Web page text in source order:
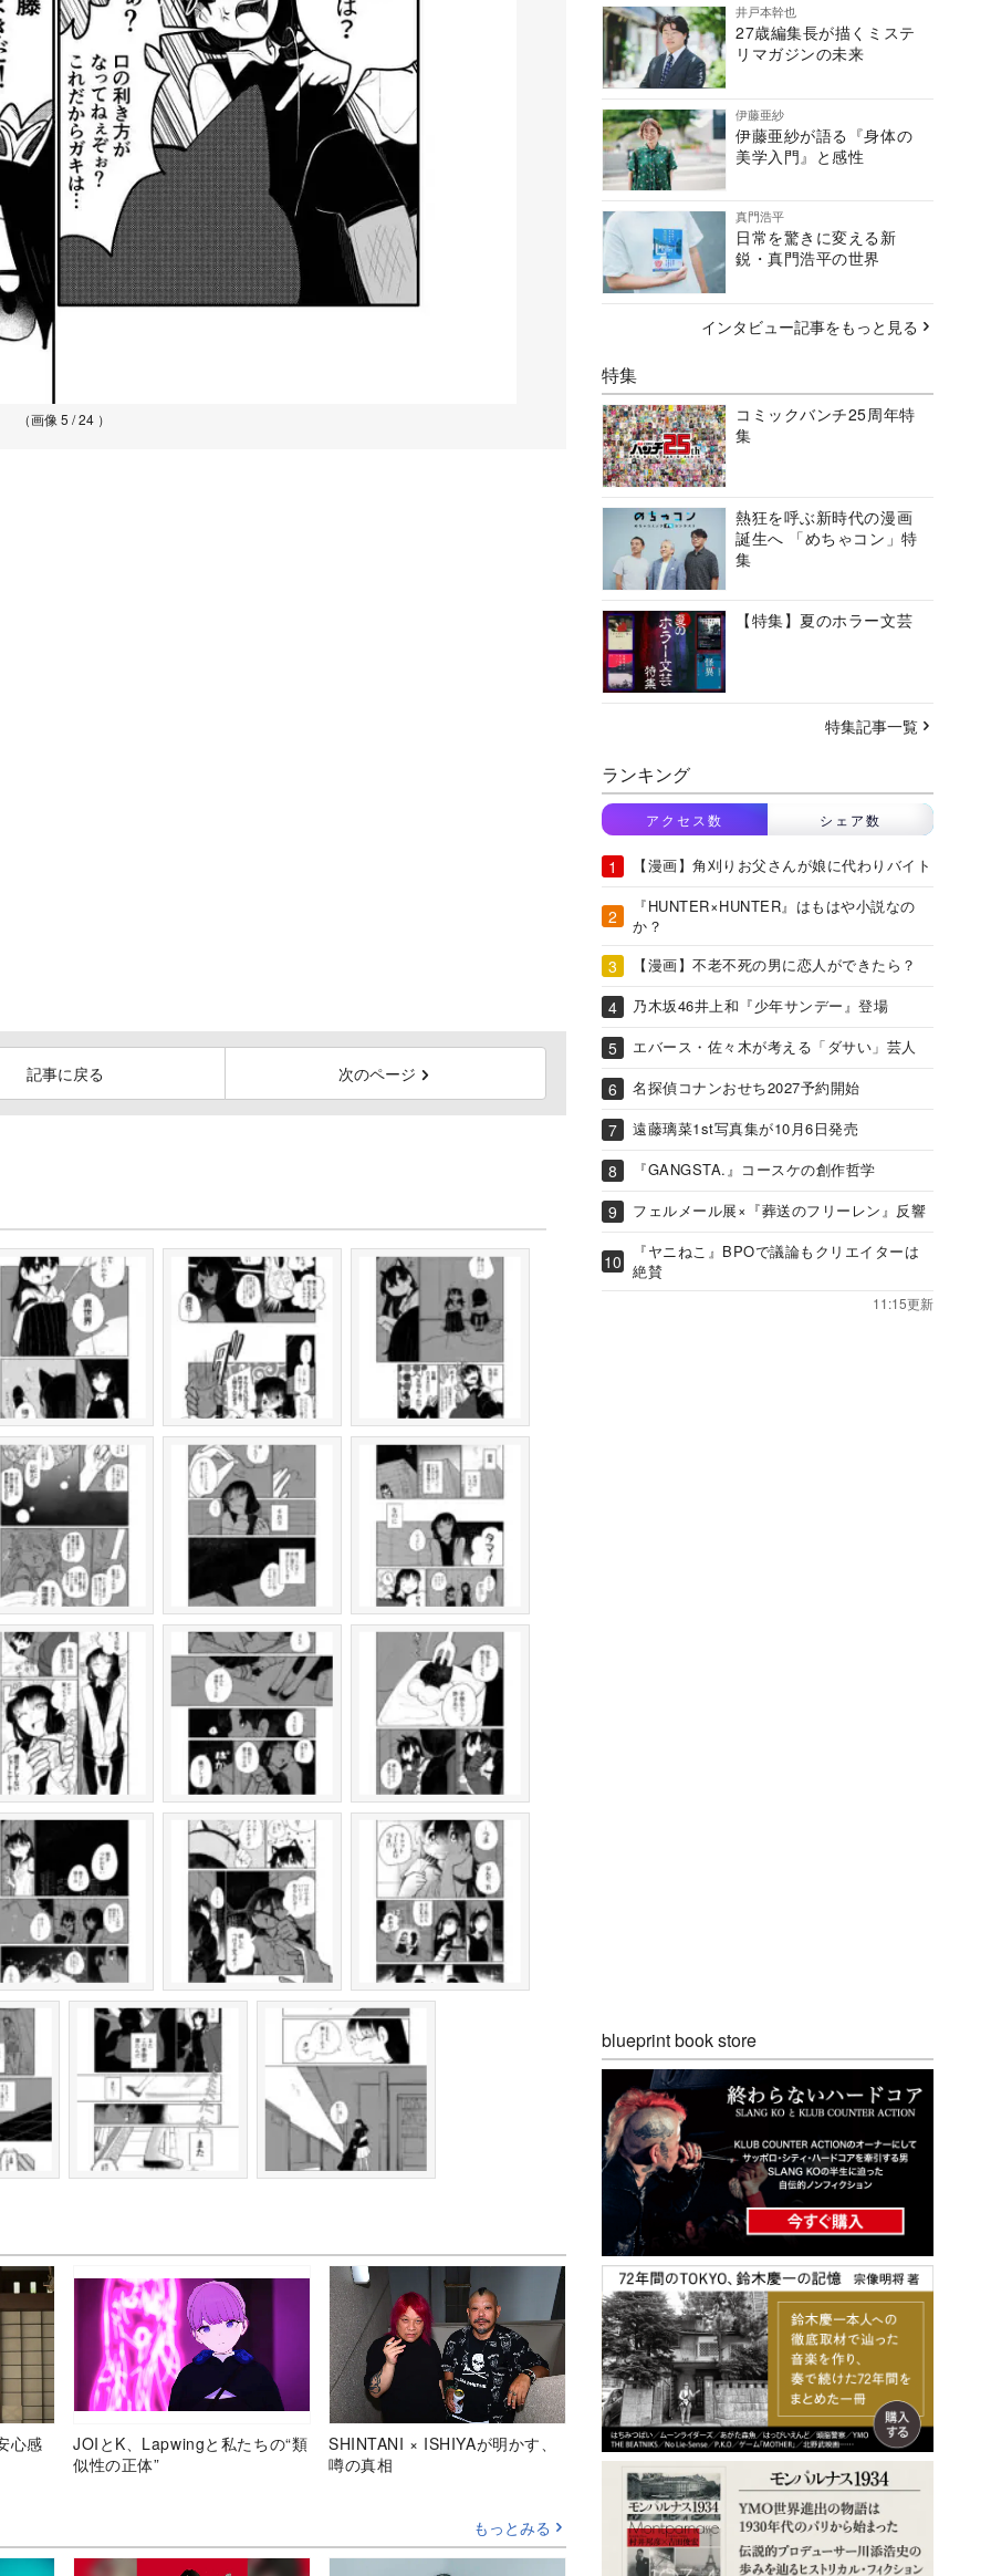
（画像 5 / 24 ）
記事に戻る 次のページ
心感
JOIとK、Lapwingと私たちの“類
似性の正体”
SHINTANI × ISHIYAが明かす、
噂の真相
もっとみる
井戸本幹也
27歳編集長が描くミステ
リマガジンの未来
伊藤亜紗
伊藤亜紗が語る『身体の
美学入門』と感性
真門浩平
日常を驚きに変える新
鋭・真門浩平の世界
インタビュー記事をもっと見る
特集
コミックバンチ25周年特
集
熱狂を呼ぶ新時代の漫画
誕生へ 「めちゃコン」特
集
【特集】夏のホラー文芸
特集記事一覧
ランキング
アクセス数 シェア数
【漫画】角刈りお父さんが娘に代わりバイト
『HUNTER×HUNTER』はもはや小説なの
か？
【漫画】不老不死の男に恋人ができたら？
乃木坂46井上和『少年サンデー』登場
エバース・佐々木が考える「ダサい」芸人
名探偵コナンおせち2027予約開始
遠藤璃菜1st写真集が10月6日発売
『GANGSTA.』コースケの創作哲学
フェルメール展×『葬送のフリーレン』反響
『ヤニねこ』BPOで議論もクリエイターは
絶賛
11:15更新
blueprint book store